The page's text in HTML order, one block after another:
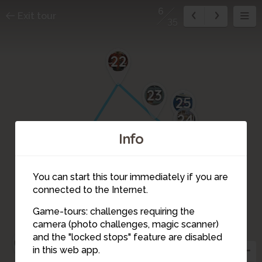
Info
You can start this tour immediately if you are
connected to the Internet.
Game-tours: challenges requiring the
camera (photo challenges, magic scanner)
and the "locked stops" feature are disabled
in this web app.
29
28
25
24
23
22
21
20 9
6
3
2
1